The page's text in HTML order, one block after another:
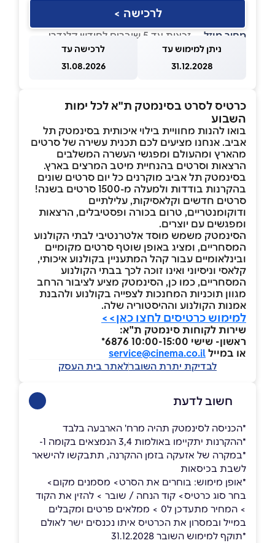
לרכישה >
מחיר מוזל — זכאות עד 5 שוברים לחודש קלנדרי
ניתן למימוש עד
31.12.2028
לרכישה עד
31.08.2026
כרטיס לסרט בסינמטק ת"א לכל ימות
השבוע
בואו להנות מחוויית בילוי איכותית בסינמטק תל
אביב. אנחנו מציעים לכם תכנית עשירה של סרטים
מהארץ ומהעולם ומפגשי העשרה המשלבים
הרצאות וסרטים בהנחיית מיטב המרצים בארץ.
בסינמטק תל אביב מוקרנים כל יום סרטים שונים
בהקרנות בודדות ולמעלה מ-1500 סרטים בשנה!
סרטים חדשים וקלאסיקות, עלילתיים
ודוקומנטריים, טרום בכורה ופסטיבלים, הרצאות
ומפגשים עם יוצרים.
הסינמטק משמש מוסד אלטרנטיבי לבתי הקולנוע
המסחריים, ומציג באופן שוטף סרטים מקומיים
ובינלאומיים עבור קהל המתעניין בקולנוע איכותי,
קלאסי וניסיוני ואינו זוכה לכך בבתי הקולנוע
המסחריים, כמו כן, הסינמטק מציע לציבור הרחב
מגוון תוכניות המחנכות לצפייה בקולנוע ולהבנת
אמנות הקולנוע וההיסטוריה שלה.
למימוש כרטיסים לחצו כאן>>
שירות לקוחות סינמטק ת"א:
ראשון- שישי 10:00-15:00 6876*
או במייל service@cinema.co.il
לבדיקת יתרת השוברלאתר בית העסק
חשוב לדעת
*הכניסה לסינמטק תהיה מרח' הארבעה בלבד
*ההקרנות יתקיימו באולמות 3,4 הנמצאים בקומה 1-
*במקרה של אזעקה בזמן ההקרנה, תתבקשו להישאר
לשבת בכיסאות
*אופן מימוש: בוחרים את הסרט> מסמנים מקום>
בחר סוג כרטיס> קוד הנחה / שובר > להזין את הקוד
> המחיר מתעדכן ל0 > ממלאים פרטים ומקבלים
במייל ובמסרון את הכרטיס איתו נכנסים ישר לאולם
*תוקף למימוש השובר 31.12.2028